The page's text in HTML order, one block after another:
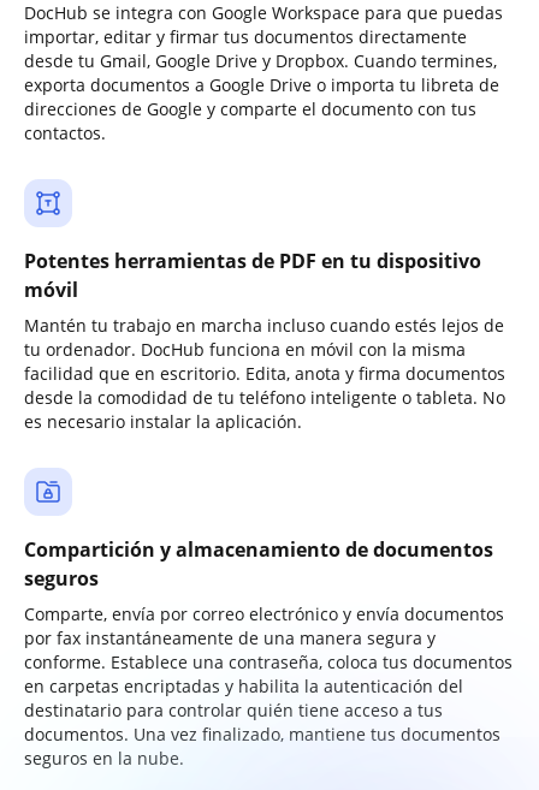
DocHub se integra con Google Workspace para que puedas
importar, editar y firmar tus documentos directamente
desde tu Gmail, Google Drive y Dropbox. Cuando termines,
exporta documentos a Google Drive o importa tu libreta de
direcciones de Google y comparte el documento con tus
contactos.
Potentes herramientas de PDF en tu dispositivo
móvil
Mantén tu trabajo en marcha incluso cuando estés lejos de
tu ordenador. DocHub funciona en móvil con la misma
facilidad que en escritorio. Edita, anota y firma documentos
desde la comodidad de tu teléfono inteligente o tableta. No
es necesario instalar la aplicación.
Compartición y almacenamiento de documentos
seguros
Comparte, envía por correo electrónico y envía documentos
por fax instantáneamente de una manera segura y
conforme. Establece una contraseña, coloca tus documentos
en carpetas encriptadas y habilita la autenticación del
destinatario para controlar quién tiene acceso a tus
documentos. Una vez finalizado, mantiene tus documentos
seguros en la nube.